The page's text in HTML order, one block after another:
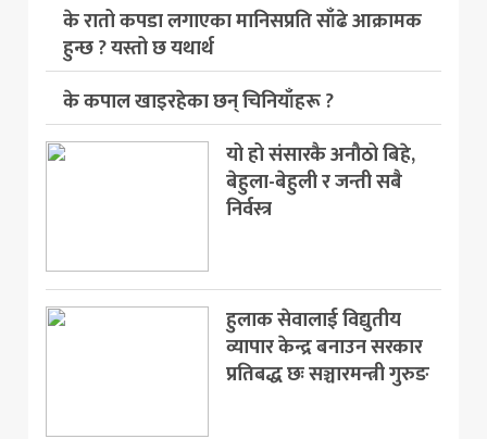
स्वास्थ्य
ट्राभल
मनोरञ्जन
खेलकुद
के रातो कपडा लगाएका मानिसप्रति साँढे आक्रामक
हुन्छ ? यस्तो छ यथार्थ
के कपाल खाइरहेका छन् चिनियाँहरू ?
यो हो संसारकै अनौठो बिहे,
बेहुला-बेहुली र जन्ती सबै
निर्वस्त्र
हुलाक सेवालाई विद्युतीय
व्यापार केन्द्र बनाउन सरकार
प्रतिबद्ध छः सञ्चारमन्त्री गुरुङ